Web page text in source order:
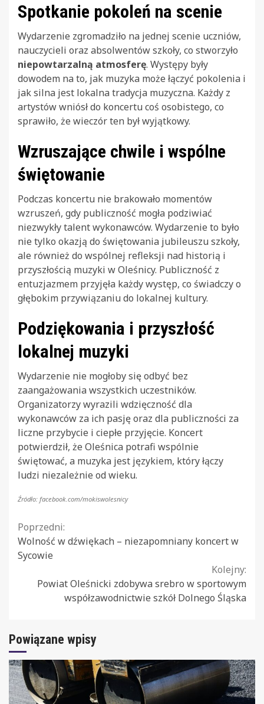
Spotkanie pokoleń na scenie
Wydarzenie zgromadziło na jednej scenie uczniów,
nauczycieli oraz absolwentów szkoły, co stworzyło
niepowtarzalną atmosferę. Występy były
dowodem na to, jak muzyka może łączyć pokolenia i
jak silna jest lokalna tradycja muzyczna. Każdy z
artystów wniósł do koncertu coś osobistego, co
sprawiło, że wieczór ten był wyjątkowy.
Wzruszające chwile i wspólne
świętowanie
Podczas koncertu nie brakowało momentów
wzruszeń, gdy publiczność mogła podziwiać
niezwykły talent wykonawców. Wydarzenie to było
nie tylko okazją do świętowania jubileuszu szkoły,
ale również do wspólnej refleksji nad historią i
przyszłością muzyki w Oleśnicy. Publiczność z
entuzjazmem przyjęła każdy występ, co świadczy o
głębokim przywiązaniu do lokalnej kultury.
Podziękowania i przyszłość
lokalnej muzyki
Wydarzenie nie mogłoby się odbyć bez
zaangażowania wszystkich uczestników.
Organizatorzy wyrazili wdzięczność dla
wykonawców za ich pasję oraz dla publiczności za
liczne przybycie i ciepłe przyjęcie. Koncert
potwierdził, że Oleśnica potrafi wspólnie
świętować, a muzyka jest językiem, który łączy
ludzi niezależnie od wieku.
Źródło: facebook.com/mokiswolesnicy
Continue
Reading
Poprzedni:
Wolność w dźwiękach – niezapomniany koncert w
Sycowie
Kolejny:
Powiat Oleśnicki zdobywa srebro w sportowym
współzawodnictwie szkół Dolnego Śląska
Powiązane wpisy